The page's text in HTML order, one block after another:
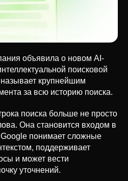
объявила о новом AI-
поисковой
крупнейшим
за всю историю поиска.
поиска больше не просто
Она становится входом в
понимает сложные
поддерживает
и может вести
уточнений.